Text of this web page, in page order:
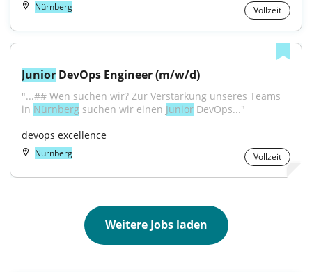
Nürnberg Vollzeit
Junior DevOps Engineer (m/w/d)
"...## Wen suchen wir? Zur Verstärkung unseres Teams
in Nürnberg suchen wir einen Junior DevOps..."
devops excellence
Nürnberg Vollzeit
Weitere Jobs laden